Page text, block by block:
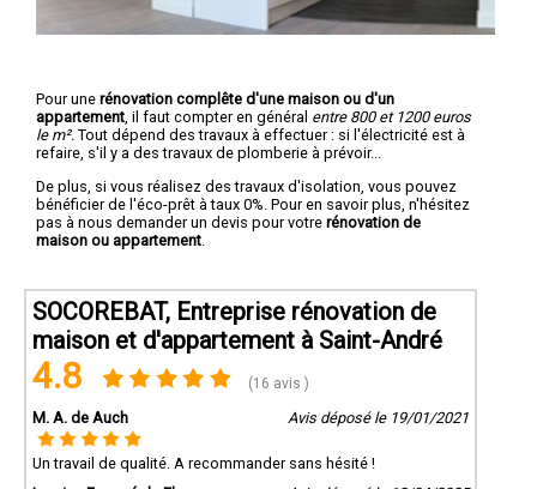
Pour une rénovation complête d'une maison ou d'un
appartement , il faut compter en général entre 800 et 1200 euros
le m². Tout dépend des travaux à effectuer : si l'électricité est à
refaire, s'il y a des travaux de plomberie à prévoir...
De plus, si vous réalisez des travaux d'isolation, vous pouvez
bénéficier de l'éco-prêt à taux 0%. Pour en savoir plus, n'hésitez
pas à nous demander un devis pour votre rénovation de
maison ou appartement
SOCOREBAT, Entreprise rénovation de
maison et d'appartement à Saint-André
4.8 (16 avis )
M. A. de Auch Avis déposé le 19/01/2021
Un travail de qualité. A recommander sans hésité !